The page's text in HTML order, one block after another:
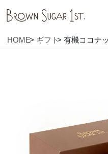
HOME ギフト 有機ココナ